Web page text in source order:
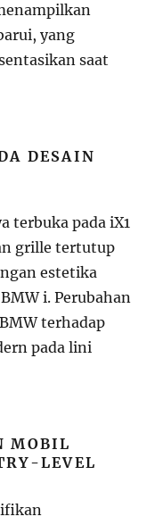
yang
saat
DESAIN
terbuka pada iX1
grille tertutup
estetika
i. Perubahan
terhadap
pada lini
MOBIL
LEVEL